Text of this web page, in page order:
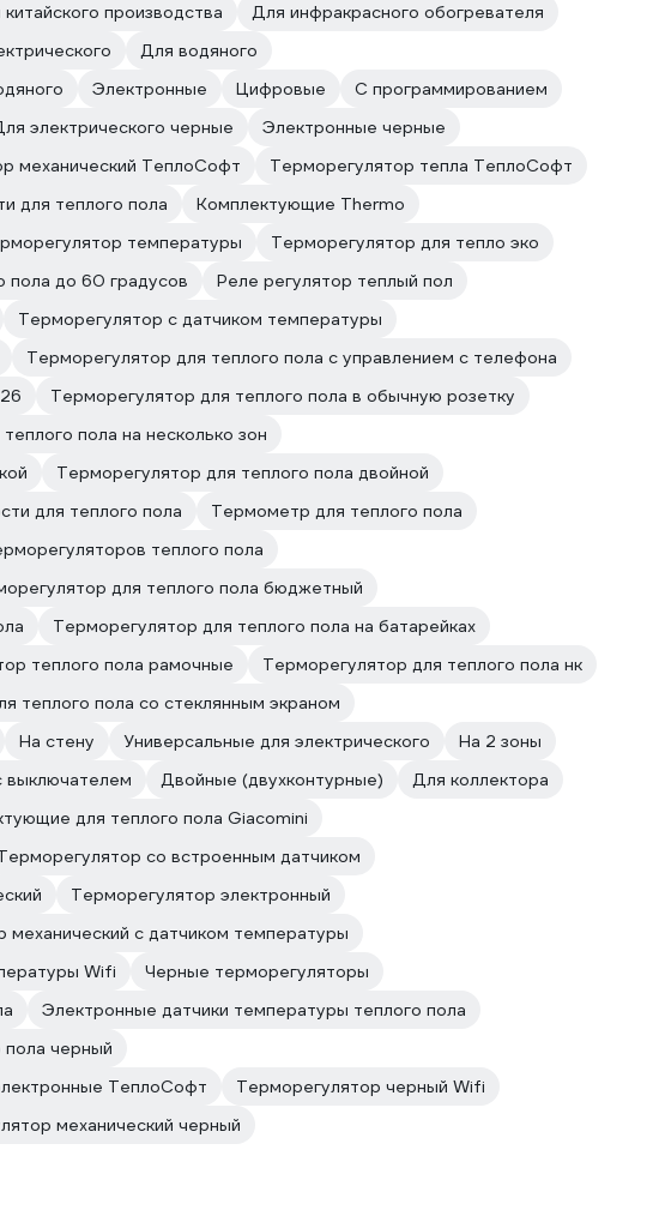
производства
Для инфракрасного обогревателя
Для водяного
Электронные Цифровые
С программированием
электрического черные
Электронные черные
механический ТеплоСофт
Терморегулятор тепла ТеплоСофт
для теплого пола
Комплектующие Thermo
температуры
Терморегулятор для тепло эко
пола до 60 градусов
Реле регулятор теплый пол
Терморегулятор с датчиком температуры
Терморегулятор для теплого пола с управлением с телефона
Терморегулятор для теплого пола в обычную розетку
пола на несколько зон
Терморегулятор для теплого пола двойной
для теплого пола
Термометр для теплого пола
теплого пола
для теплого пола бюджетный
Терморегулятор для теплого пола на батарейках
теплого пола рамочные
Терморегулятор для теплого пола нк
теплого пола со стеклянным экраном
На стену Универсальные для электрического
На 2 зоны
выключателем Двойные (двухконтурные)
Для коллектора
для теплого пола Giacomini
со встроенным датчиком
Терморегулятор электронный
механический с датчиком температуры
Wifi
Черные терморегуляторы
Электронные датчики температуры теплого пола
пола черный
ТеплоСофт
Терморегулятор черный Wifi
механический черный